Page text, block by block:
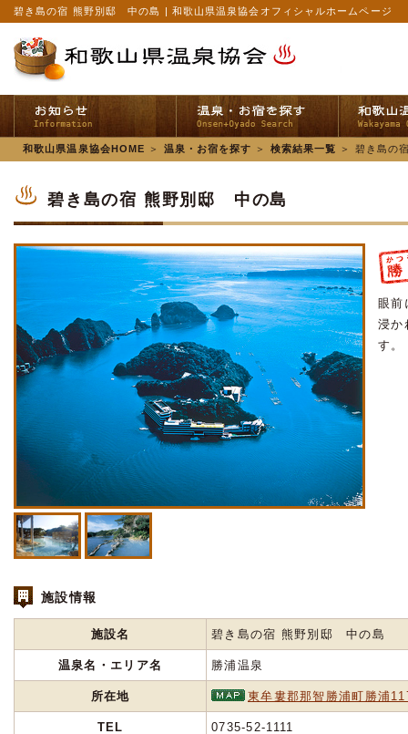
碧き島の宿 熊野別邸 中の島 | 和歌山県温泉協会オフィシャルホームページ
和歌山県温泉協会HOME ＞ 温泉・お宿を探す ＞ 検索結果一覧 ＞ 碧き島の
碧き島の宿 熊野別邸 中の島
眼前
浸か
す。
施設情報
施設名 碧き島の宿 熊野別邸 中の島
温泉名・エリア名 勝浦温泉
所在地 東牟婁郡那智勝浦町勝浦
TEL 0735-52-1111